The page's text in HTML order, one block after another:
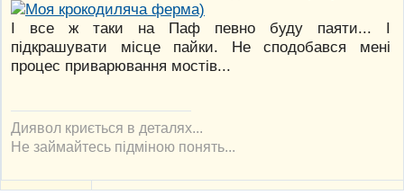
І все ж таки на Паф певно буду паяти... І
підкрашувати місце пайки. Не сподобався мені
процес приварювання мостів...
Диявол криється в деталях...
Не займайтесь підміною понять...